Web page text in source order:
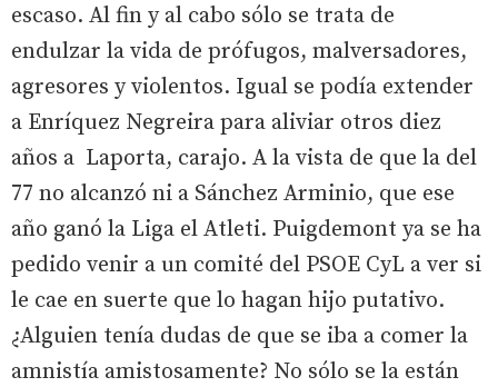
escaso. Al fin y al cabo sólo se trata de
endulzar la vida de prófugos, malversadores,
agresores y violentos. Igual se podía extender
a Enríquez Negreira para aliviar otros diez
años a Laporta, carajo. A la vista de que la del
77 no alcanzó ni a Sánchez Arminio, que ese
año ganó la Liga el Atleti. Puigdemont ya se ha
pedido venir a un comité del PSOE CyL a ver si
le cae en suerte que lo hagan hijo putativo.
¿Alguien tenía dudas de que se iba a comer la
amnistía amistosamente? No sólo se la están